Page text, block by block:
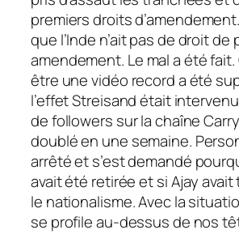
premiers droits
que l’Inde n’ait pas de droit de
amendement. Le mal a été
être une vidéo record a été
l’effet Streisand était
de followers sur la chaîne
doublé en une semaine.
arrêté et s’est demandé
avait été retirée et si Ajay
le nationalisme. Avec la
se profile au-dessus de nos